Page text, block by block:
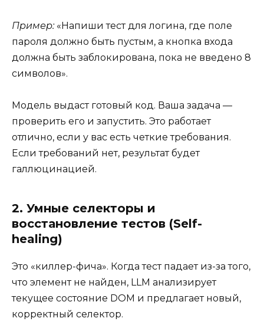
Пример:«Напиши тест для логина, где поле
пароля должно быть пустым, а кнопка входа
должна быть заблокирована, пока не введено 8
символов».
Модель выдаст готовый код. Ваша задача —
проверить его и запустить. Это работает
отлично, если у вас есть четкие требования.
Если требований нет, результат будет
галлюцинацией.
2. Умные селекторы и
восстановление тестов (Self-
healing)
Это «киллер-фича». Когда тест падает из-за того,
что элемент не найден, LLM анализирует
текущее состояние DOM и предлагает новый,
корректный селектор.